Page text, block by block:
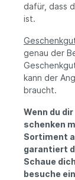
dafür, dass
ist.
genau der
kann der
braucht.
Wenn du
schenken
Sortiment
garantiert
Schaue
besuche